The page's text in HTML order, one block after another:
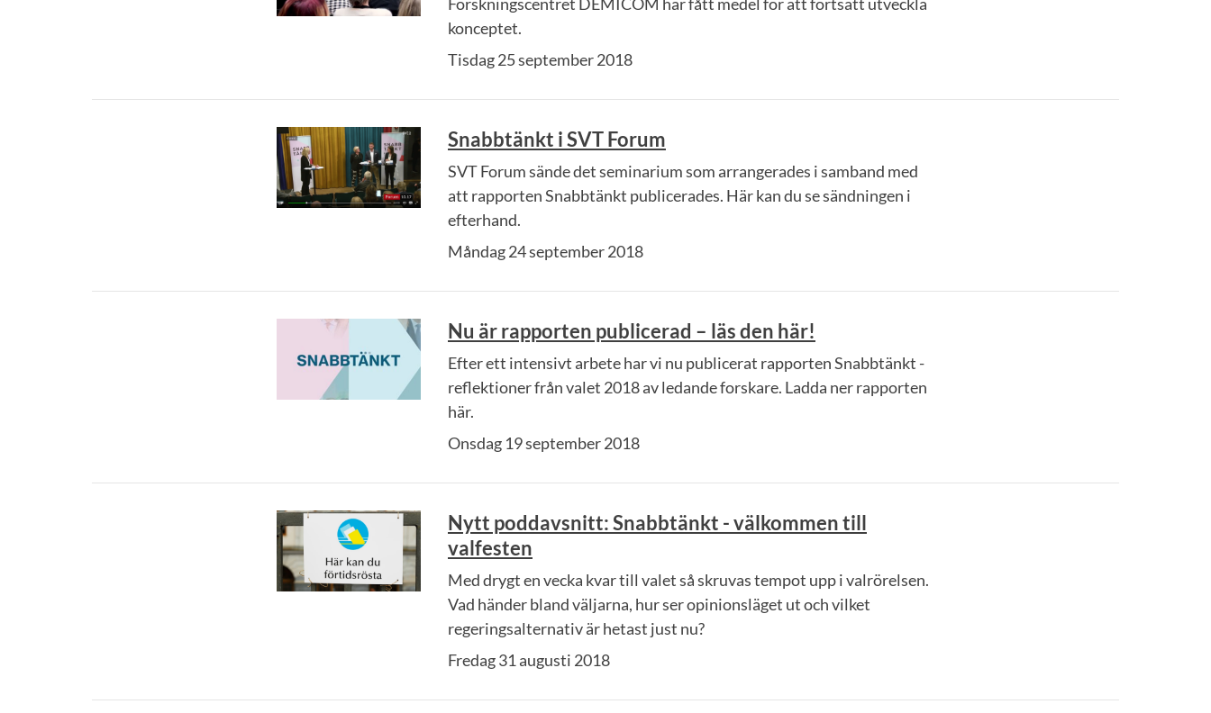
konceptet.
Tisdag 25 september 2018
Snabbtänkt i SVT Forum
SVT Forum sände det seminarium som arrangerades i samband med
att rapporten Snabbtänkt publicerades. Här kan du se sändningen i
efterhand.
Måndag 24 september 2018
Nu är rapporten publicerad – läs den här!
Efter ett intensivt arbete har vi nu publicerat rapporten Snabbtänkt -
reflektioner från valet 2018 av ledande forskare. Ladda ner rapporten
här.
Onsdag 19 september 2018
Nytt poddavsnitt: Snabbtänkt - välkommen till
valfesten
Med drygt en vecka kvar till valet så skruvas tempot upp i valrörelsen.
Vad händer bland väljarna, hur ser opinionsläget ut och vilket
regeringsalternativ är hetast just nu?
Fredag 31 augusti 2018